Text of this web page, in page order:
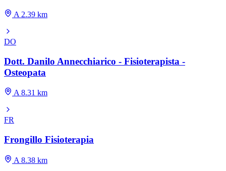
A 2.39 km
DO
Dott. Danilo Annecchiarico - Fisioterapista -
Osteopata
A 8.31 km
FR
Frongillo Fisioterapia
A 8.38 km